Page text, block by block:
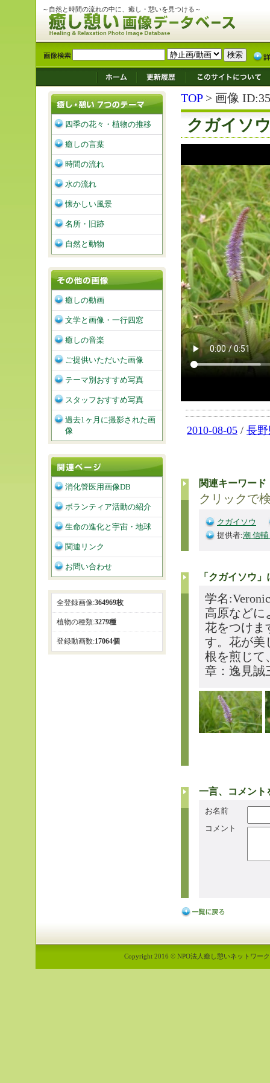
～自然と時間の流れの中に、癒し・憩いを見つける～
TOP> 画像
クガイソ
2010-08-05 / 長
関連キーワード
クリックで
クガイソウ
提供者:潮 信
「クガイソウ
学名
高原などに
花をつけま
す。花が美
根を煎じて
章：逸見誠
一言、コメント
お名前
コメント
四季の花々・植物の推移
癒しの言葉
時間の流れ
水の流れ
懐かしい風景
名所・旧跡
自然と動物
癒しの動画
文学と画像・一行四窓
癒しの音楽
ご提供いただいた画像
テーマ別おすすめ写真
スタッフおすすめ写真
過去1ヶ月に撮影された画
像
消化管医用画像DB
ボランティア活動の紹介
生命の進化と宇宙・地球
関連リンク
お問い合わせ
全登録画像:364969枚
植物の種類:3279種
登録動画数:17064個
Copyright 2016 © NPO法人癒し憩いネットワー